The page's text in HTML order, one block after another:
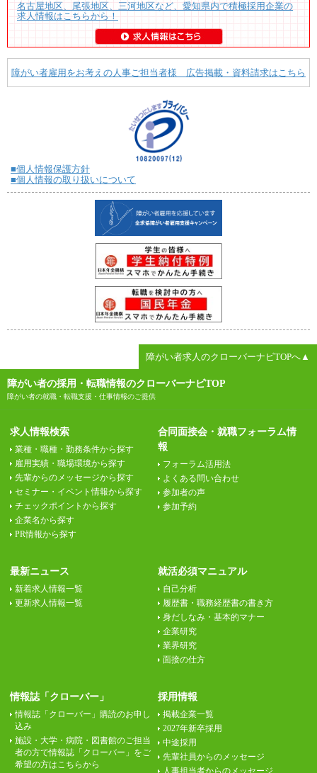
名古屋地区、尾張地区、三河地区など、愛知県内で積極採用企業の
求人情報はこちらから！
障がい者雇用をお考えの人事ご担当者様 広告掲載・資料請求はこちら
■個人情報保護方針
■個人情報の取り扱いについて
障がい者求人のクローバーナビTOPへ▲
障がい者の採用・転職情報のクローバーナビTOP
障がい者の就職・転職支援・仕事情報のご提供
求人情報検索
業種・職種・勤務条件から探す
雇用実績・職場環境から探す
先輩からのメッセージから探す
セミナー・イベント情報から探す
チェックポイントから探す
企業名から探す
PR情報から探す
合同面接会・就職フォーラム情
報
フォーラム活用法
よくある問い合わせ
参加者の声
参加予約
最新ニュース
新着求人情報一覧
更新求人情報一覧
就活必須マニュアル
自己分析
履歴書・職務経歴書の書き方
身だしなみ・基本的マナー
企業研究
業界研究
面接の仕方
情報誌「クローバー」
情報誌「クローバー」購読のお申し
込み
施設・大学・病院・図書館のご担当
者の方で情報誌「クローバー」をご
希望の方はこちらから
採用情報
掲載企業一覧
2027年新卒採用
中途採用
先輩社員からのメッセージ